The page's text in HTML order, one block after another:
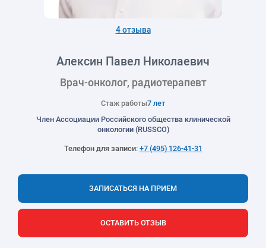
4 отзыва
Алексин Павел Николаевич
Врач-онколог, радиотерапевт
Стаж работы7 лет
Член Ассоциации Российского общества клинической
онкологии (RUSSCO)
Телефон для записи:+7 (495) 126-41-31
ЗАПИСАТЬСЯ НА ПРИЕМ
ОСТАВИТЬ ОТЗЫВ